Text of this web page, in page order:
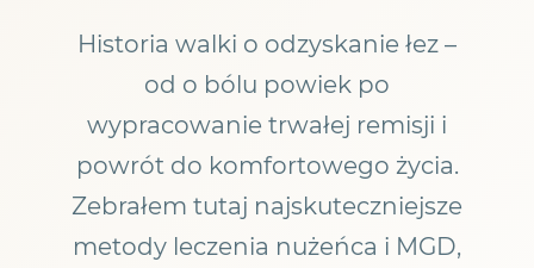
Historia walki o odzyskanie łez –
od o bólu powiek po
wypracowanie trwałej remisji i
powrót do komfortowego życia.
Zebrałem tutaj najskuteczniejsze
metody leczenia nużeńca i MGD,